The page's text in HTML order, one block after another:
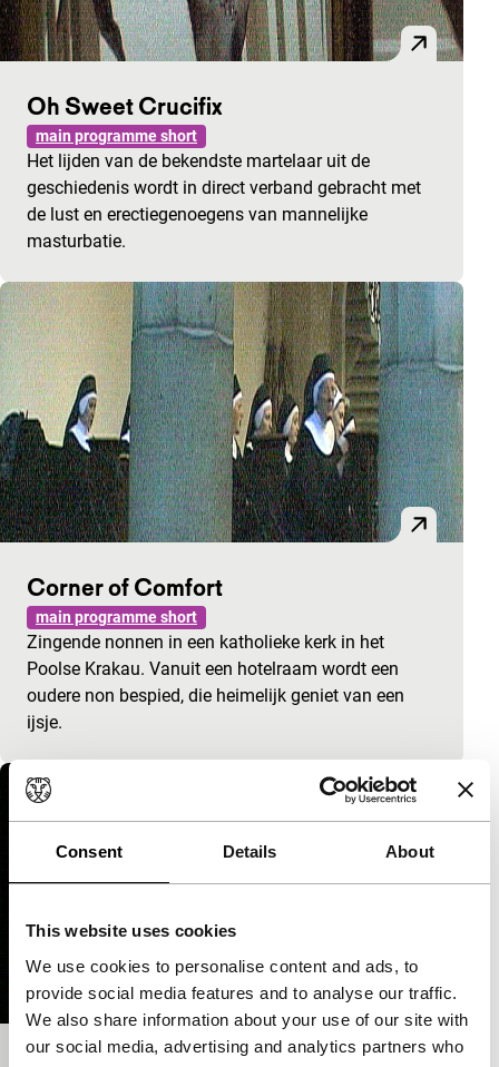
Consent Details About
This website uses cookies
We use cookies to personalise content and ads, to
provide social media features and to analyse our traffic.
We also share information about your use of our site with
our social media, advertising and analytics partners who
Oh Sweet Crucifix
main programme short
Het lijden van de bekendste martelaar uit de
geschiedenis wordt in direct verband gebracht met
de lust en erectiegenoegens van mannelijke
masturbatie.
Corner of Comfort
main programme short
Zingende nonnen in een katholieke kerk in het
Poolse Krakau. Vanuit een hotelraam wordt een
oudere non bespied, die heimelijk geniet van een
ijsje.